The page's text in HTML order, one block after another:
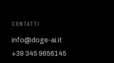
CONTATTI
info@doge-ai.it
+39 345 9656145